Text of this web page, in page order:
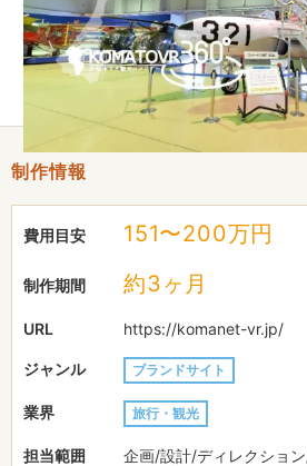
画質360°VR（※）でまるでその場にい
ル観光をお楽しみいただけます。ゴー
用することなく、今お使いのパソコン
まご覧いただけます。
制作情報
費用目安 151〜200万円
制作期間 約3ヶ月
URL https://komanet-vr.jp/
ジャンル ブランドサイト
業界 旅行・観光
担当範囲
企画/設計/ディレクショ